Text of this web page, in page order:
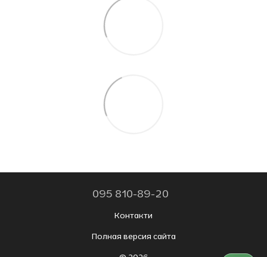
095 810-89-20
Контакти
Полная версия сайта